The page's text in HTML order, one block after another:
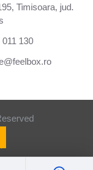
Timisoara, jud.
011 130